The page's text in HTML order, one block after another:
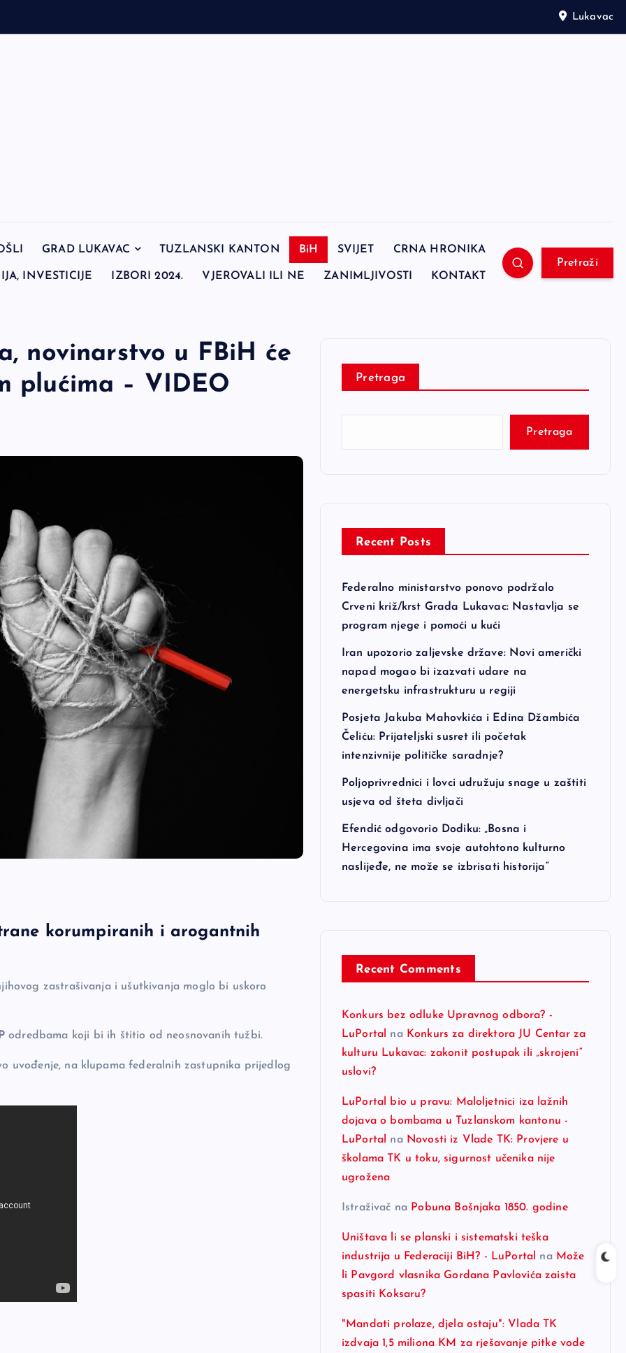
Lukavac
GRAD LUKAVAC TUZLANSKI KANTON BiH SVIJET CRNA HRONIKA
INVESTICIJE IZBORI 2024. VJEROVALI ILI NE ZANIMLJIVOSTI KONTAKT
Pretraži
novinarstvo u FBiH će
plućima – VIDEO
korumpiranih i arogantnih
zastrašivanja i ušutkivanja moglo bi uskoro
odredbama koji bi ih štitio od neosnovanih tužbi.
uvođenje, na klupama federalnih zastupnika prijedlog
Pretraga
Pretraga
Recent Posts
Federalno ministarstvo ponovo podržalo
Crveni križ/krst Grada Lukavac: Nastavlja se
program njege i pomoći u kući
Iran upozorio zaljevske države: Novi američki
napad mogao bi izazvati udare na
energetsku infrastrukturu u regiji
Posjeta Jakuba Mahovkića i Edina Džambića
Čeliću: Prijateljski susret ili početak
intenzivnije političke saradnje?
Poljoprivrednici i lovci udružuju snage u zaštiti
usjeva od šteta divljači
Efendić odgovorio Dodiku: „Bosna i
Hercegovina ima svoje autohtono kulturno
naslijeđe, ne može se izbrisati historija“
Recent Comments
Konkurs bez odluke Upravnog odbora? -
LuPortal
na Konkurs za direktora JU Centar za
kulturu Lukavac: zakonit postupak ili „skrojeni“
uslovi?
LuPortal bio u pravu: Maloljetnici iza lažnih
dojava o bombama u Tuzlanskom kantonu -
LuPortal
na Novosti iz Vlade TK: Provjere u
školama TK u toku, sigurnost učenika nije
ugrožena
Istraživač na Pobuna Bošnjaka 1850. godine
Uništava li se planski i sistematski teška
industrija u Federaciji BiH? - LuPortal
na Može
li Pavgord vlasnika Gordana Pavlovića zaista
spasiti Koksaru?
"Mandati prolaze, djela ostaju": Vlada TK
izdvaja 1,5 miliona KM za rješavanje pitke vode